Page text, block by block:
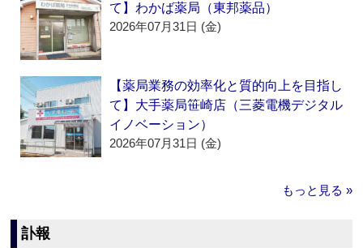
て】わかば薬局（東邦薬品）
2026年07月31日 (金)
【薬局業務の効率化と質的向上を目指し
て】大手薬局笹崎店（三菱電機デジタル
イノベーション）
2026年07月31日 (金)
もっと見る »
訃報